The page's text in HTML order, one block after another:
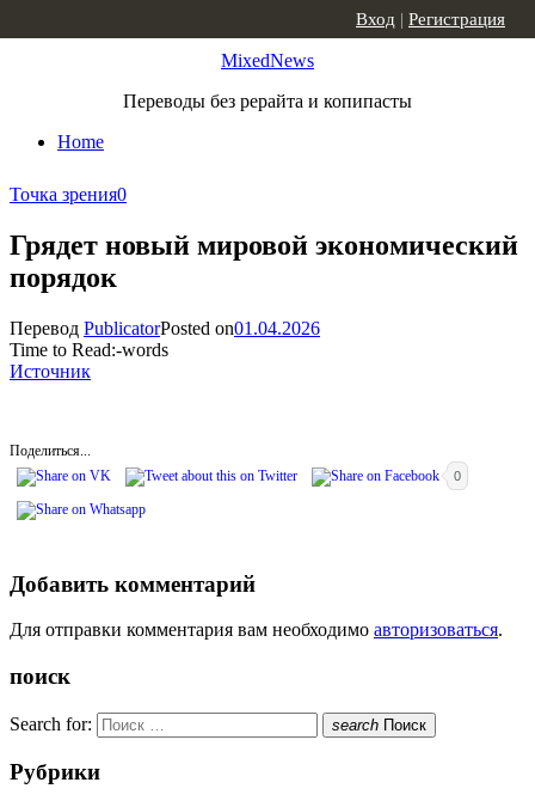
MixedNews
Переводы без рерайта и копипасты
Home
Вход | Регистрация
Точка зрения0
Грядет новый мировой экономический
порядок
Перевод PublicatorPosted on01.04.2026
Time to Read:-words
Источник
Поделиться...
0
Добавить комментарий
Для отправки комментария вам необходимо авторизоваться.
поиск
Search for: search Поиск
Рубрики